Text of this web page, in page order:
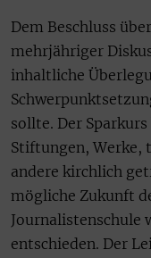
Dem Beschluss
mehrjähriger
inhaltliche
sollte. Der
Stiftungen, Werke,
andere kirchlich
mögliche Zukunft
Journalistenschule
entschieden. Der